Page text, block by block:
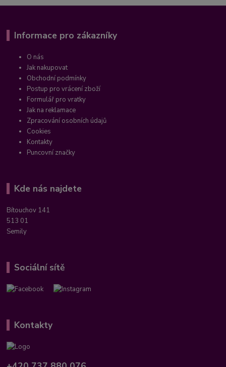
Informace pro zákazníky
O nás
Jak nakupovat
Obchodní podmínky
Postup pro vrácení zboží
Formulář pro vratky
Jak na reklamace
Zpracování osobních údajů
Cookies
Kontakty
Puncovní značky
Kde nás najdete
Bítouchov 141
513 01
Semily
Sociální sítě
Kontakty